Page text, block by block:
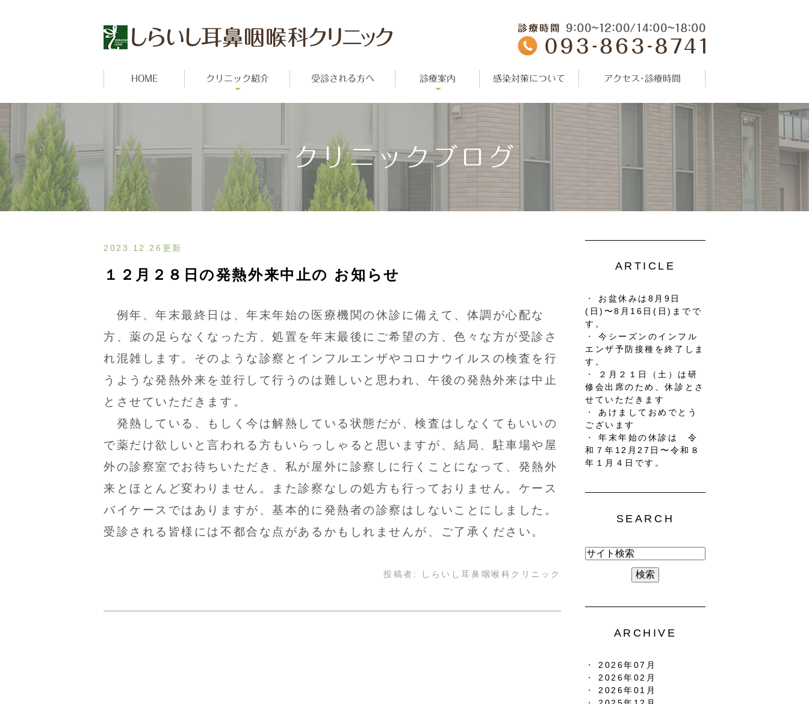
HOME クリニック紹介 受診される方へ 診療案内 感染対策について アクセス･診療時間
クリニックブログ
2023.12.26更新
１２月２８日の発熱外来中止の お知らせ
例年、年末最終日は、年末年始の医療機関の休診に備えて、体調が心配な
方、薬の足らなくなった方、処置を年末最後にご希望の方、色々な方が受診さ
れ混雑します。そのような診察とインフルエンザやコロナウイルスの検査を行
うような発熱外来を並行して行うのは難しいと思われ、午後の発熱外来は中止
とさせていただきます。
発熱している、もしく今は解熱している状態だが、検査はしなくてもいいの
で薬だけ欲しいと言われる方もいらっしゃると思いますが、結局、駐車場や屋
外の診察室でお待ちいただき、私が屋外に診察しに行くことになって、発熱外
来とほとんど変わりません。また診察なしの処方も行っておりません。ケース
バイケースではありますが、基本的に発熱者の診察はしないことにしました。
受診される皆様には不都合な点があるかもしれませんが、ご了承ください。
投稿者: しらいし耳鼻咽喉科クリニック
ARTICLE
お盆休みは8月9日
(日)〜8月16日(日)までで
す。
今シーズンのインフル
エンザ予防接種を終了しま
す。
２月２１日（土）は研
修会出席のため、休診とさ
せていただきます
あけましておめでとう
ございます
年末年始の休診は 令
和７年12月27日〜令和８
年１月４日です。
SEARCH
ARCHIVE
2026年07月
2026年02月
2026年01月